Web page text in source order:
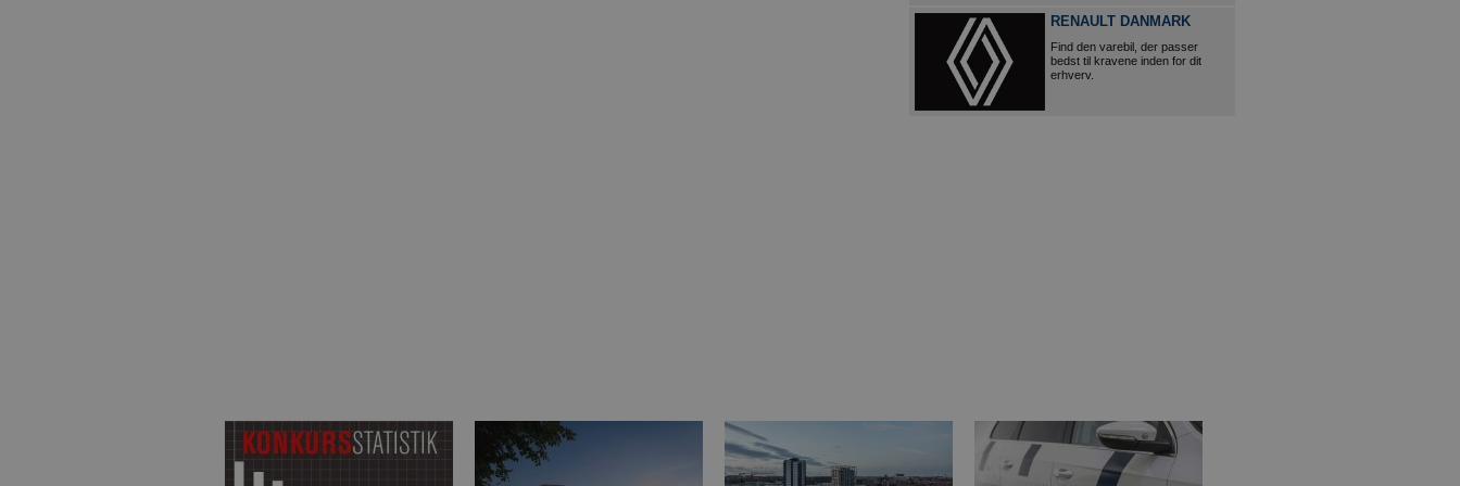
RENAULT DANMARK
Find den varebil, der passer
bedst til kravene inden for dit
erhverv.